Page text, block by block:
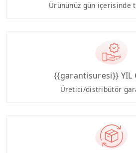
Ürününüz gün içerisinde
{{garantisuresi}} YIL
Üretici/distribütör